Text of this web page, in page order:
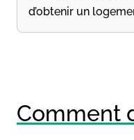
d’obtenir un
Comment